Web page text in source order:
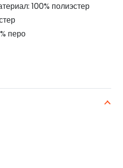
100% полиэстер
перо